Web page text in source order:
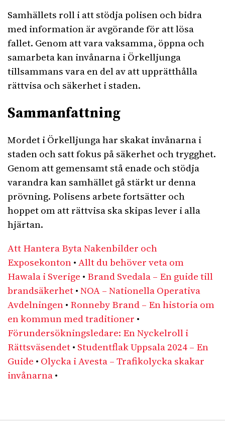
Samhällets roll i att stödja polisen och bidra
med information är avgörande för att lösa
fallet. Genom att vara vaksamma, öppna och
samarbeta kan invånarna i Örkelljunga
tillsammans vara en del av att upprätthålla
rättvisa och säkerhet i staden.
Sammanfattning
Mordet i Örkelljunga har skakat invånarna i
staden och satt fokus på säkerhet och trygghet.
Genom att gemensamt stå enade och stödja
varandra kan samhället gå stärkt ur denna
prövning. Polisens arbete fortsätter och
hoppet om att rättvisa ska skipas lever i alla
hjärtan.
Att Hantera Byta Nakenbilder och
Exposekonton•Allt du behöver veta om
Hawala i Sverige • Brand Svedala – En guide till
brandsäkerhet•NOA – Nationella Operativa
Avdelningen• Ronneby Brand – En historia om
en kommun med traditioner •
Förundersökningsledare: En Nyckelroll i
Rättsväsendet• Studentflak Uppsala 2024 – En
Guide • Olycka i Avesta – Trafikolycka skakar
invånarna•